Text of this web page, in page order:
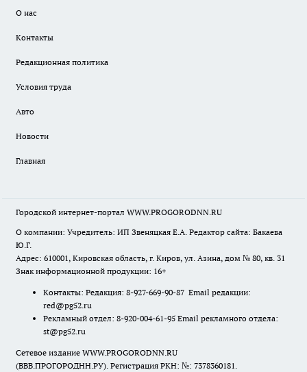
О нас
Контакты
Редакционная политика
Условия труда
Авто
Новости
Главная
Городской интернет-портал WWW.PROGORODNN.RU
О компании: Учредитель: ИП Звеняцкая Е.А. Редактор сайта: Бакаева
Ю.Г.
Адрес: 610001, Кировская область, г. Киров, ул. Азина, дом № 80, кв. 31
Знак информационной продукции: 16+
Контакты: Редакция: 8-927-669-90-87 Email редакции:
red@pg52.ru
Рекламный отдел: 8-920-004-61-95 Email рекламного отдела:
st@pg52.ru
Сетевое издание WWW.PROGORODNN.RU
(ВВВ.ПРОГОРОДНН.РУ). Регистрация РКН: №: 7378360181.